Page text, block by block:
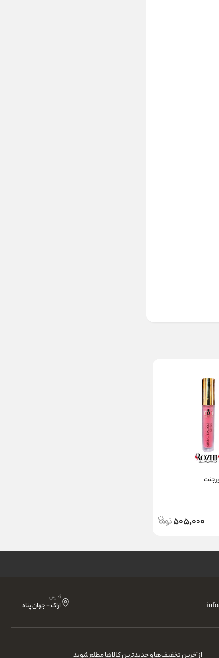
505,000
آدرس
اراک - جهان پناه
از آخرین تخفیف‌ها و جدیدترین کالاها مطلع شوید